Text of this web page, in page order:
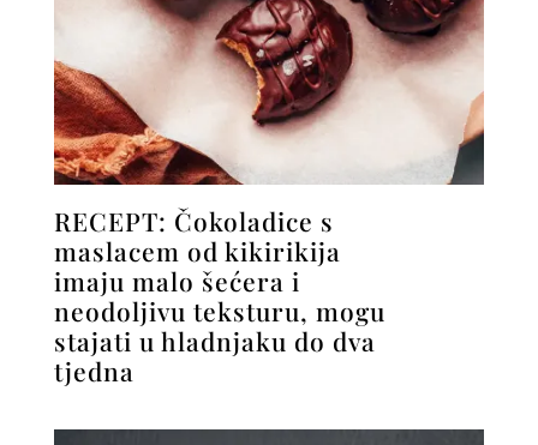
RECEPT: Čokoladice s
maslacem od kikirikija
imaju malo šećera i
neodoljivu teksturu, mogu
stajati u hladnjaku do dva
tjedna